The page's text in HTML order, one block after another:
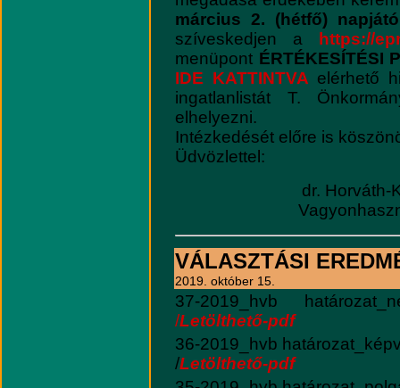
március 2. (hétfő)
szíveskedjen a
https://
menüpont ÉRTÉKESÍTÉSI
IDE KATTINTVA elérhető
ingatlanlistát T.
elhelyezni.
Intézkedését előre is
Üdvözlettel:
dr. Horváth-
VÁLASZTÁSI
2019. október 15.
37-2019_hvb
/Letölthető-pdf
36-2019_hvb
/Letölthető-pdf